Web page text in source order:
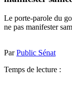
Le porte-parole du
ne pas manifester
ParPublic Sénat
Temps de lecture :